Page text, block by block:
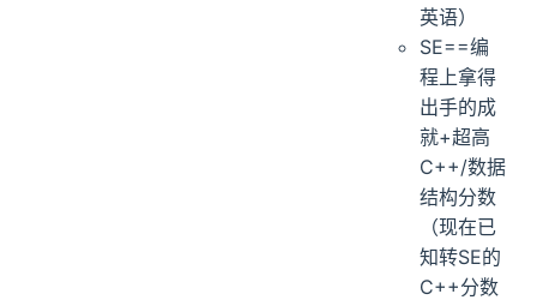
英语）
SE==编
程上拿得
出手的成
就+超高
C++/数据
结构分数
（现在已
知转SE的
C++分数